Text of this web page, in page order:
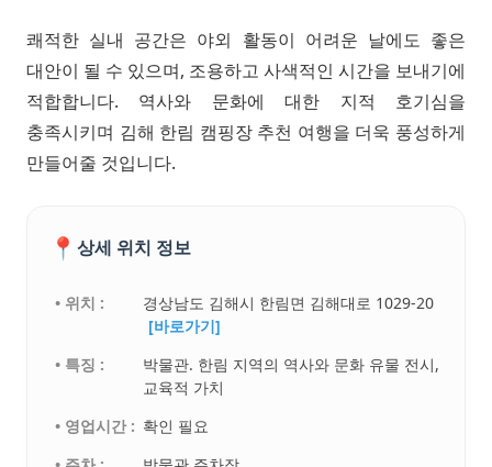
쾌적한 실내 공간은 야외 활동이 어려운 날에도 좋은
대안이 될 수 있으며, 조용하고 사색적인 시간을 보내기에
적합합니다. 역사와 문화에 대한 지적 호기심을
충족시키며 김해 한림 캠핑장 추천 여행을 더욱 풍성하게
만들어줄 것입니다.
📍 상세 위치 정보
• 위치 :
경상남도 김해시 한림면 김해대로 1029-20
[바로가기]
• 특징 :
박물관. 한림 지역의 역사와 문화 유물 전시,
교육적 가치
• 영업시간 : 확인 필요